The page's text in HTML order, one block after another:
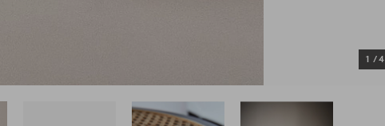
1 /4